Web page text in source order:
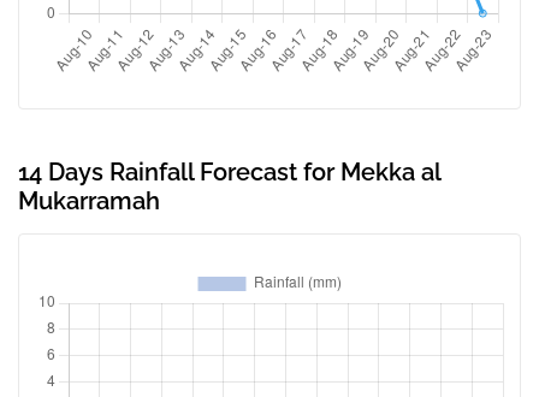
14 Days Rainfall Forecast for Mekka al
Mukarramah